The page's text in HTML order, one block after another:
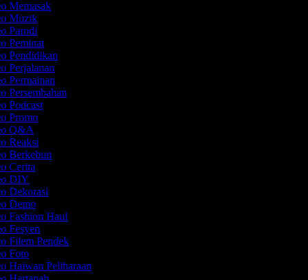
Memasak
Muzik
Parodi
Peminat
Pendidikan
Perjalanan
Permainan
Persembahan
Podcast
Promo
Q&A
Reaksi
Berkebun
Cerita
DIY
Dekorasi
Demo
Fashion Haul
Fesyen
Filem Pendek
Foto
Haiwan Peliharaan